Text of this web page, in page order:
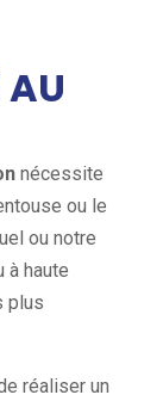
AU
nécessite
ou le
ou notre
à haute
plus
réaliser un